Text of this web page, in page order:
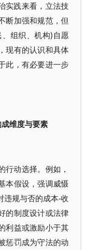
实践来看，立法技
断加强和规范，但
组织、机构)自愿
现有的认识和具体
此，有必要进一步
维度与要素
行动选择。例如，
本假设，强调威慑
违规与否的成本-收
的制度设计或法律
利益或激励小于其
惩罚成为守法的动